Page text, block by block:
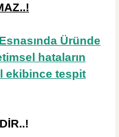
Üründe
hataların
ekibince tespit